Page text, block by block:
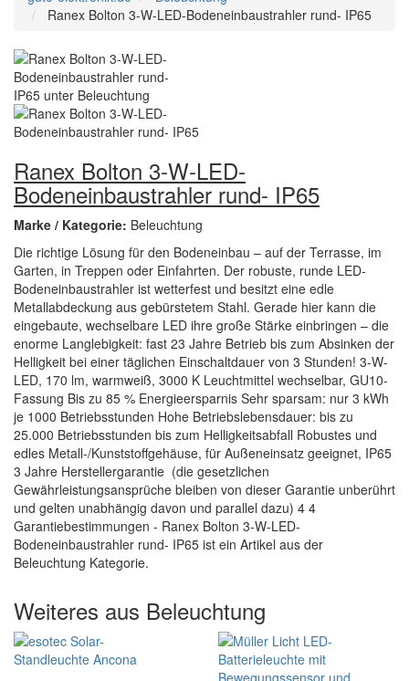
Ranex Bolton 3-W-LED-Bodeneinbaustrahler rund- IP65
Ranex Bolton 3-W-LED-
Bodeneinbaustrahler rund- IP65
Marke / Kategorie: Beleuchtung
Die richtige Lösung für den Bodeneinbau – auf der Terrasse, im
Garten, in Treppen oder Einfahrten. Der robuste, runde LED-
Bodeneinbaustrahler ist wetterfest und besitzt eine edle
Metallabdeckung aus gebürstetem Stahl. Gerade hier kann die
eingebaute, wechselbare LED ihre große Stärke einbringen – die
enorme Langlebigkeit: fast 23 Jahre Betrieb bis zum Absinken der
Helligkeit bei einer täglichen Einschaltdauer von 3 Stunden! 3-W-
LED, 170 lm, warmweiß, 3000 K Leuchtmittel wechselbar, GU10-
Fassung Bis zu 85 % Energieersparnis Sehr sparsam: nur 3 kWh
je 1000 Betriebsstunden Hohe Betriebslebensdauer: bis zu
25.000 Betriebsstunden bis zum Helligkeitsabfall Robustes und
edles Metall-/Kunststoffgehäuse, für Außeneinsatz geeignet, IP65
3 Jahre Herstellergarantie (die gesetzlichen
Gewährleistungsansprüche bleiben von dieser Garantie unberührt
und gelten unabhängig davon und parallel dazu) 4 4
Garantiebestimmungen - Ranex Bolton 3-W-LED-
Bodeneinbaustrahler rund- IP65 ist ein Artikel aus der
Beleuchtung Kategorie.
Weiteres aus Beleuchtung